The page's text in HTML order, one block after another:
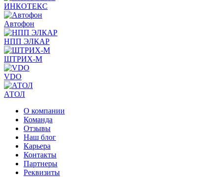
ИНКОТЕКС
Автофон
НПП ЭЛКАР
ШТРИХ-М
VDO
АТОЛ
О компании
Команда
Отзывы
Наш блог
Карьера
Контакты
Партнеры
Реквизиты